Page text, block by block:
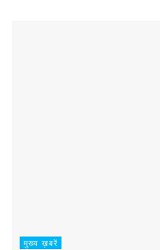
मुख्य ख़बरें